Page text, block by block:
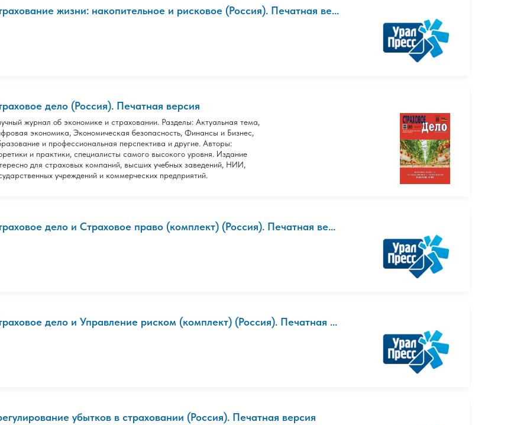
жизни: накопительное и рисковое (Россия). Печатная ве...
дело (Россия). Печатная версия
журнал об экономике и страховании. Разделы: Актуальная тема,
экономика, Экономическая безопасность, Финансы и Бизнес,
и профессиональная перспектива и другие. Авторы:
и практики, специалисты самого высокого уровня. Издание
для страховых компаний, высших учебных заведений, НИИ,
учреждений и коммерческих предприятий.
дело и Страховое право (комплект) (Россия). Печатная ве...
дело и Управление риском (комплект) (Россия). Печатная ...
убытков в страховании (Россия). Печатная версия